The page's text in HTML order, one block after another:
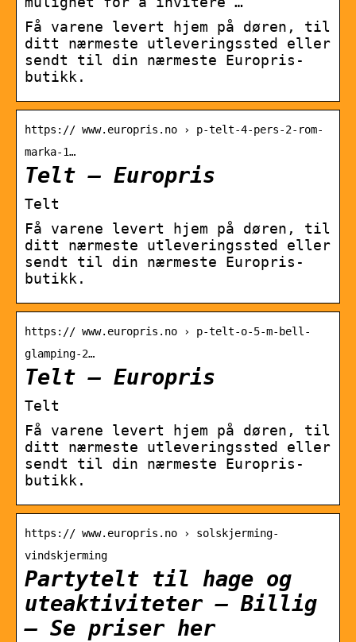
Få varene levert hjem på døren, til
ditt nærmeste utleveringssted eller
sendt til din nærmeste Europris-
butikk.
https:// www.europris.no › p-telt-4-pers-2-rom-
marka-1…
Telt – Europris
Telt
Få varene levert hjem på døren, til
ditt nærmeste utleveringssted eller
sendt til din nærmeste Europris-
butikk.
https:// www.europris.no › p-telt-o-5-m-bell-
glamping-2…
Telt – Europris
Telt
Få varene levert hjem på døren, til
ditt nærmeste utleveringssted eller
sendt til din nærmeste Europris-
butikk.
https:// www.europris.no › solskjerming-
vindskjerming
Partytelt til hage og
uteaktiviteter – Billig
– Se priser her